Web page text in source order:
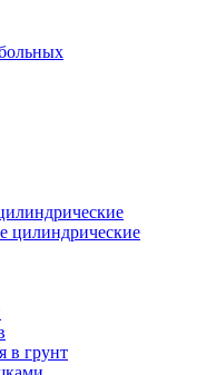
цилиндрические
в грунт